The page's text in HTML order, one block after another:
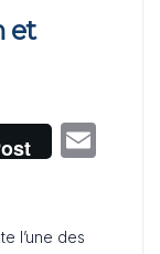
: Mise en
Feuille de
: Canevas
et
l’une des